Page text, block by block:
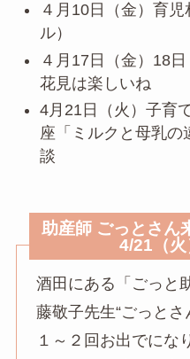
４月10日（金）育
ル）
４月17日（金）18
花見は楽しいね
4月21日（火）子育
座「ミルクと母乳
談
助産師 ごっとさん
4/21（火
酒田にある「ごっと
藤敬子先生“ごっとさ
１～２回お出でにな